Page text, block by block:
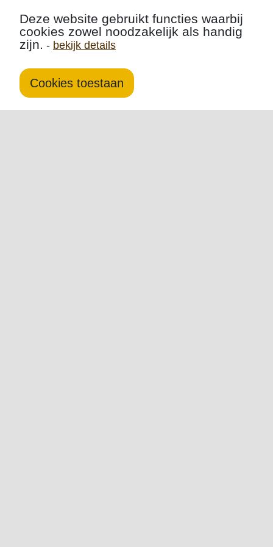
Deze website gebruikt functies waarbij
cookies zowel noodzakelijk als handig
zijn. - bekijk details
Cookies toestaan